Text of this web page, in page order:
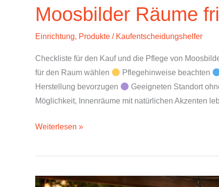
Moosbilder Räume
Einrichtung, Produkte / Kaufentscheidungshelfer
Checkliste für den Kauf und die Pflege von
für den Raum wählen
Pflegehinweise beachten
Herstellung bevorzugen
Geeigneten Standort
Möglichkeit, Innenräume mit natürlichen Akzenten
Weiterlesen »
Warum